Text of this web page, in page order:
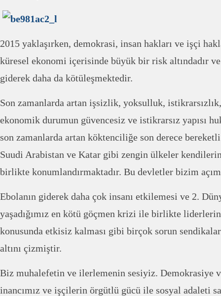
2015 yaklaşırken, demokrasi, insan hakları ve işçi
küresel ekonomi içerisinde büyük bir risk altındadır
giderek daha da kötüleşmektedir.
Son zamanlarda artan işsizlik, yoksulluk, istikrarsızlık,
ekonomik durumun güvencesiz ve istikrarsız yapısı
son zamanlarda artan köktenciliğe son derece
Suudi Arabistan ve Katar gibi zengin ülkeler
birlikte konumlandırmaktadır. Bu devletler bizim
Ebolanın giderek daha çok insanı etkilemesi ve 2.
yaşadığımız en kötü göçmen krizi ile birlikte
konusunda etkisiz kalması gibi birçok sorun
altını çizmiştir.
Biz muhalefetin ve ilerlemenin sesiyiz. Demokrasiye
inancımız ve işçilerin örgütlü gücü ile sosyal adaleti